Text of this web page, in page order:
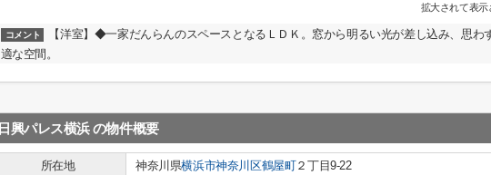
拡大されて表示
コメント
【洋室】◆一家だんらんのスペースとなるＬＤＫ。窓から明るい光が差し込み、思わ
適な空間。
日興パレス横浜の物件概要
所在地 神奈川県横浜市神奈川区鶴屋町２丁目9-22